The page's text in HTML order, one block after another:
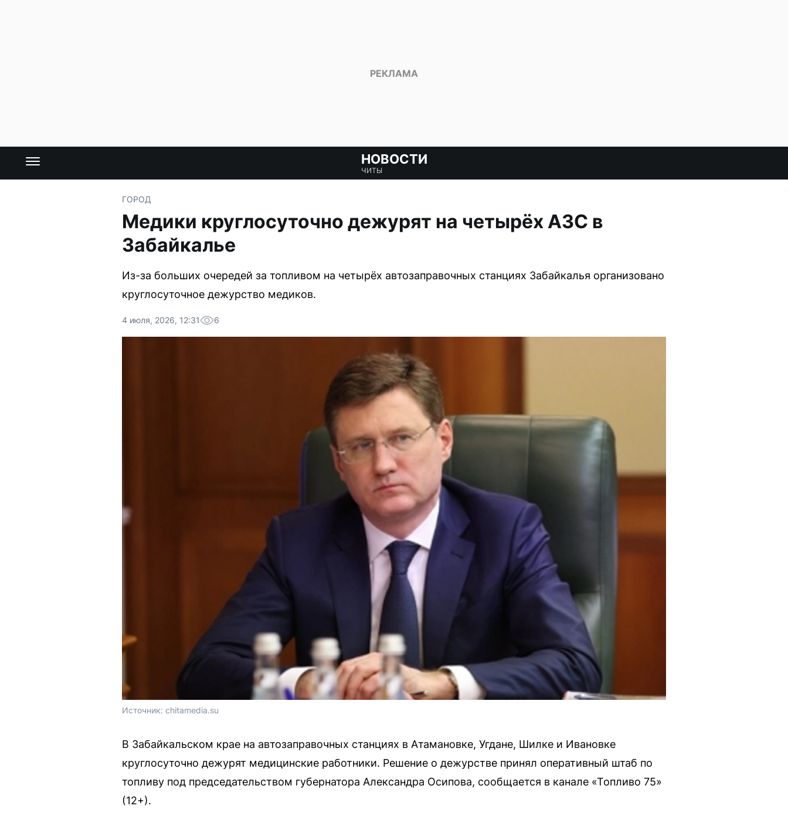
НОВОСТИ
ЧИТЫ
ГОРОД
Медики круглосуточно дежурят на четырёх АЗС в
Забайкалье
Из-за больших очередей за топливом на четырёх автозаправочных станциях Забайкалья организовано
круглосуточное дежурство медиков.
4 июля, 2026, 12:31 6
Источник: chitamedia.su
В Забайкальском крае на автозаправочных станциях в Атамановке, Угдане, Шилке и Ивановке
круглосуточно дежурят медицинские работники. Решение о дежурстве принял оперативный штаб по
топливу под председательством губернатора Александра Осипова, сообщается в канале «Топливо 75»
(12+).